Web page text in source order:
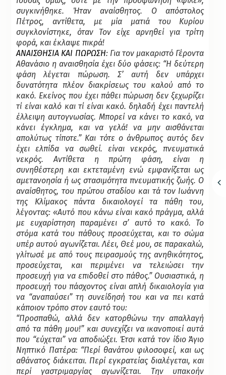
συγκινήθηκε. Ήταν αναίσθητος. Ο απόστολος
Πέτρος, αντίθετα, με μία ματιά του Κυρίου
συγκλονίστηκε, όταν Τον είχε αρνηθεί για τρίτη
φορά, και έκλαψε πικρά!
ΑΝΑΙΣΘΗΣΙΑ ΚΑΙ ΠΩΡΩΣΗ: Για τον μακαριστό Γέροντα
Αθανάσιο η αναισθησία έχει δύο φάσεις: “Η δεύτερη
φάση λέγεται πώρωση. Σ’ αυτή δεν υπάρχει
δυνατότητα πλέον διακρίσεως του καλού από το
κακό. Εκείνος που έχει πάθει πώρωση δεν ξεχωρίζει
τί είναι καλό και τί είναι κακό. δηλαδή έχει παντελή
έλλειψη αυτογνωσίας. Μπορεί να κάνει το κακό, να
κάνει έγκλημα, και να γελά! να μην αισθάνεται
απολύτως τίποτε.” Και τότε ο άνθρωπος αυτός δεν
έχει ελπίδα να σωθεί. είναι νεκρός, πνευματικά
νεκρός. Αντίθετα η πρώτη φάση, είναι η
συνηθέστερη και εκτεταμένη ενώ εμφανίζεται ως
αμετανοησία ή ως στασιμότητα πνευματικής ζωής. Ο
αναίσθητος, του πρώτου σταδίου και τά τον Ιωάννη
της Κλίμακος πάντα δικαιολογεί τα πάθη του,
λέγοντας: «Αυτό που κάνω είναι κακό πράγμα, αλλά
με ευχαρίστηση παραμένει σ’ αυτό το κακό. Το
στόμα κατά του πάθους προσεύχεται, και το σώμα
υπέρ αυτού αγωνίζεται. Λέει, Θεέ μου, σε παρακαλώ,
γλίτωσέ με από τους πειρασμούς της ανηθικότητος,
προσεύχεται, και περιμένει να τελειώσει την
προσευχή για να επιδοθεί στο πάθος.” Ουσιαστικά, η
προσευχή του πάσχοντος είναι απλή δικαιολογία για
να “αναπαύσει” τη συνείδησή του και να πει κατά
κάποιον τρόπο στον εαυτό του:
“Προσπαθώ, αλλά δεν κατορθώνω την απαλλαγή
από τα πάθη μου!” και συνεχίζει να ικανοποιεί αυτά
που “εύχεται” να αποδιώξει. Έτσι κατά τον ίδιο Άγιο
Νηπτικό Πατέρα: “Περί θανάτου φιλοσοφεί, και ως
αθάνατος διάκειται. Περί εγκρατείας διαλέγεται, και
περί γαστριμαργίας αγωνίζεται. Την υπακοήν